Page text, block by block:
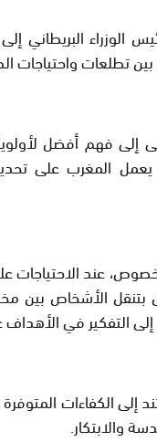
الوزراء البريطاني
تطلعات واحتياجات
إلى فهم أفضل
المغرب على تحديد
عند الاحتياجات
بتنقل الأشخاص بين
التفكير في الأهداف
الكفاءات المتوفرة
والابتكار.